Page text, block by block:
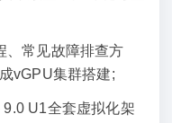
、常见故障排查方
vGPU集群搭建;
U1全套虚拟化架